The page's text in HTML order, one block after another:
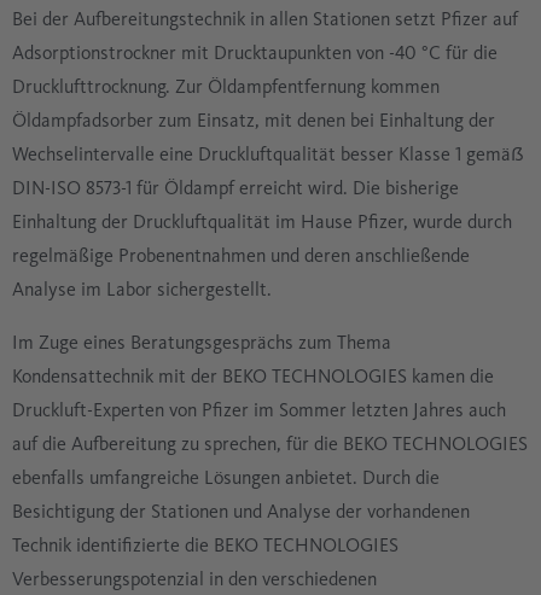
Bei der Aufbereitungstechnik in allen Stationen setzt Pfizer auf
Adsorptionstrockner mit Drucktaupunkten von -40 °C für die
Drucklufttrocknung. Zur Öldampfentfernung kommen
Öldampfadsorber zum Einsatz, mit denen bei Einhaltung der
Wechselintervalle eine Druckluftqualität besser Klasse 1 gemäß
DIN-ISO 8573-1 für Öldampf erreicht wird. Die bisherige
Einhaltung der Druckluftqualität im Hause Pfizer, wurde durch
regelmäßige Probenentnahmen und deren anschließende
Analyse im Labor sichergestellt.
Im Zuge eines Beratungsgesprächs zum Thema
Kondensattechnik mit der BEKO TECHNOLOGIES kamen die
Druckluft-Experten von Pfizer im Sommer letzten Jahres auch
auf die Aufbereitung zu sprechen, für die BEKO TECHNOLOGIES
ebenfalls umfangreiche Lösungen anbietet. Durch die
Besichtigung der Stationen und Analyse der vorhandenen
Technik identifizierte die BEKO TECHNOLOGIES
Verbesserungspotenzial in den verschiedenen